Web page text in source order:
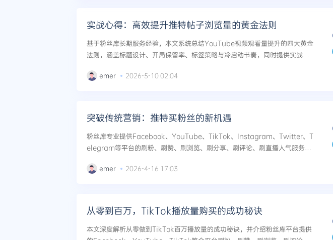
实战心得：高效提升推特帖子浏览量的黄金法则
基于粉丝库长期服务经验，本文系统总结YouTube视频观看量提升的四大黄金
法则，涵盖标题设计、开局保留率、标签策略与冷启动节奏，同时提供实战避
emer 2026-5-10 02:04
突破传统营销：推特买粉丝的新机遇
粉丝库专业提供Facebook、YouTube、TikTok、Instagram、Twitter、T
elegram等平台的刷粉、刷赞、刷浏览、刷分享、刷评论、刷直播人气服务。
emer 2026-4-16 17:03
从零到百万，TikTok播放量购买的成功秘诀
本文深度解析从零做到TikTok百万播放量的成功秘诀，并介绍粉丝库平台提供